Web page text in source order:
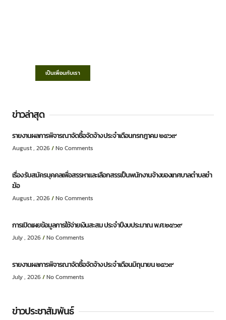
เป็นเพื่อนกับเรา
ข่าวล่าสุด
รายงานผลการพิจารณาจัดซื้อจัดจ้าง ประจำเดือนกรกฎาคม ๒๕๖๙
August , 2026 No Comments
เรื่อง รับสมัครบุคคลเพื่อสรรหาและเลือกสรรเป็นพนักงานจ้างของเทศบาลตำบลชำ
ฆ้อ
August , 2026 No Comments
การเปิดเผยข้อมูลการใช้จ่ายเงินสะสม ประจำปีงบประมาณ พ.ศ.๒๕๖๙
July , 2026 No Comments
รายงานผลการพิจารณาจัดซื้อจัดจ้าง ประจำเดือนมิถุนายน ๒๕๖๙
July , 2026 No Comments
ข่าวประชาสัมพันธ์